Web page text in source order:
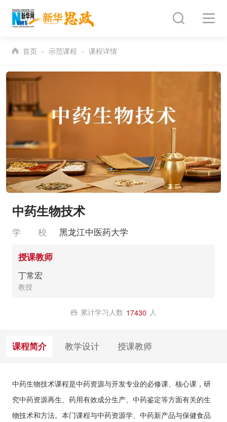
首页 示范课程 课程详情
中药生物技术
学 校 黑龙江中医药大学
授课教师
丁常宏
教授
累计学习人数 17430 人
课程简介 教学设计 授课教师
中药生物技术课程是中药资源与开发专业的必修课、 核心课，研
究中药资源再生、药用有效成分生产、中药鉴定等方面有关的生
物技术和方法。本门课程与中药资源学、中药新产品与保健食品